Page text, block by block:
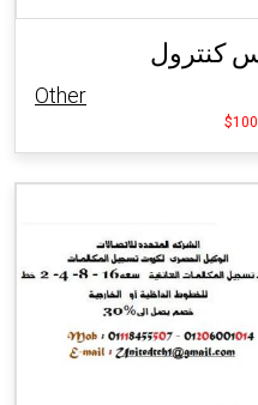
كنترول
Other
$100